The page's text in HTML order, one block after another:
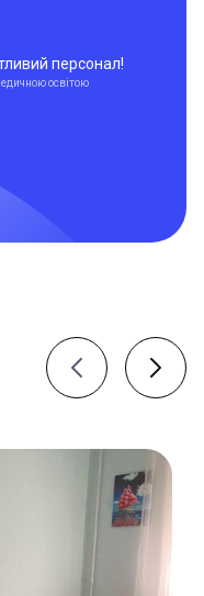
персонал!
освітою